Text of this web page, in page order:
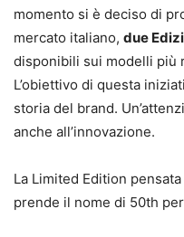
momento si è deciso di
mercato italiano, due
disponibili sui modelli più
L’obiettivo di questa
storia del brand.
anche all’innovazione.
La Limited Edition
prende il nome di 50th